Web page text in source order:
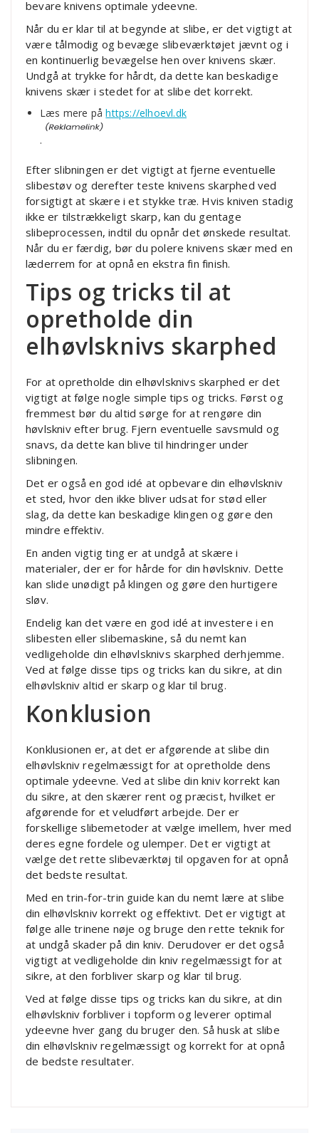
bevare knivens optimale ydeevne.
Når du er klar til at begynde at slibe, er det vigtigt at
være tålmodig og bevæge slibeværktøjet jævnt og i
en kontinuerlig bevægelse hen over knivens skær.
Undgå at trykke for hårdt, da dette kan beskadige
knivens skær i stedet for at slibe det korrekt.
Læs mere påhttps://elhoevl.dk
.
Efter slibningen er det vigtigt at fjerne eventuelle
slibestøv og derefter teste knivens skarphed ved
forsigtigt at skære i et stykke træ. Hvis kniven stadig
ikke er tilstrækkeligt skarp, kan du gentage
slibeprocessen, indtil du opnår det ønskede resultat.
Når du er færdig, bør du polere knivens skær med en
læderrem for at opnå en ekstra fin finish.
Tips og tricks til at
opretholde din
elhøvlsknivs skarphed
For at opretholde din elhøvlsknivs skarphed er det
vigtigt at følge nogle simple tips og tricks. Først og
fremmest bør du altid sørge for at rengøre din
høvlskniv efter brug. Fjern eventuelle savsmuld og
snavs, da dette kan blive til hindringer under
slibningen.
Det er også en god idé at opbevare din elhøvlskniv
et sted, hvor den ikke bliver udsat for stød eller
slag, da dette kan beskadige klingen og gøre den
mindre effektiv.
En anden vigtig ting er at undgå at skære i
materialer, der er for hårde for din høvlskniv. Dette
kan slide unødigt på klingen og gøre den hurtigere
sløv.
Endelig kan det være en god idé at investere i en
slibesten eller slibemaskine, så du nemt kan
vedligeholde din elhøvlsknivs skarphed derhjemme.
Ved at følge disse tips og tricks kan du sikre, at din
elhøvlskniv altid er skarp og klar til brug.
Konklusion
Konklusionen er, at det er afgørende at slibe din
elhøvlskniv regelmæssigt for at opretholde dens
optimale ydeevne. Ved at slibe din kniv korrekt kan
du sikre, at den skærer rent og præcist, hvilket er
afgørende for et veludført arbejde. Der er
forskellige slibemetoder at vælge imellem, hver med
deres egne fordele og ulemper. Det er vigtigt at
vælge det rette slibeværktøj til opgaven for at opnå
det bedste resultat.
Med en trin-for-trin guide kan du nemt lære at slibe
din elhøvlskniv korrekt og effektivt. Det er vigtigt at
følge alle trinene nøje og bruge den rette teknik for
at undgå skader på din kniv. Derudover er det også
vigtigt at vedligeholde din kniv regelmæssigt for at
sikre, at den forbliver skarp og klar til brug.
Ved at følge disse tips og tricks kan du sikre, at din
elhøvlskniv forbliver i topform og leverer optimal
ydeevne hver gang du bruger den. Så husk at slibe
din elhøvlskniv regelmæssigt og korrekt for at opnå
de bedste resultater.